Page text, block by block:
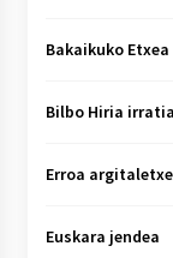
Bakaikuko Etxea
Bilbo Hiria irratia
Erroa
Euskara jendea